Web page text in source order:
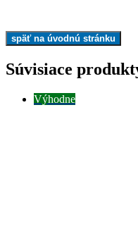
Súvisiace
Výhodne